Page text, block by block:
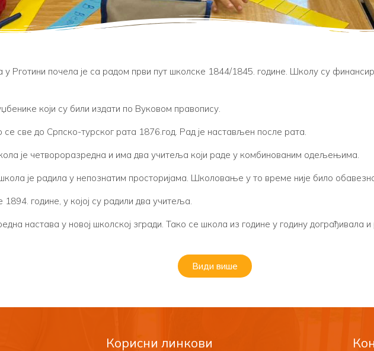
Рготини почела је са радом први пут школске 1844/1845. године. Школу су
који су били издати по Вуковом правопису.
све до Српско-турског рата 1876.год. Рад је настављен после рата.
је четвороразредна и има два учитеља који раде у комбинованим одељењима.
је радила у непознатим просторијама. Школовање у то време није било
године, у којој су радили два учитеља.
настава у новој школској згради. Тако се школа из године у годину дограђивала
Види више
Корисни линкови